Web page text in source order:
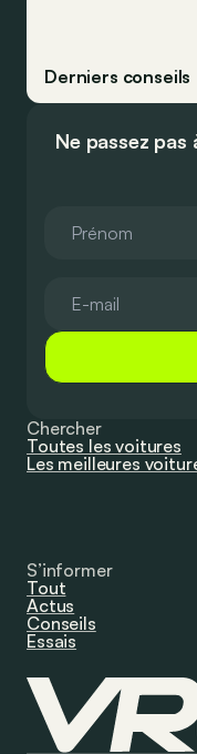
Derniers conseils
Ne passez
Chercher
Toutes les voitures
Les meilleures
S’informer
Tout
Actus
Conseils
Essais